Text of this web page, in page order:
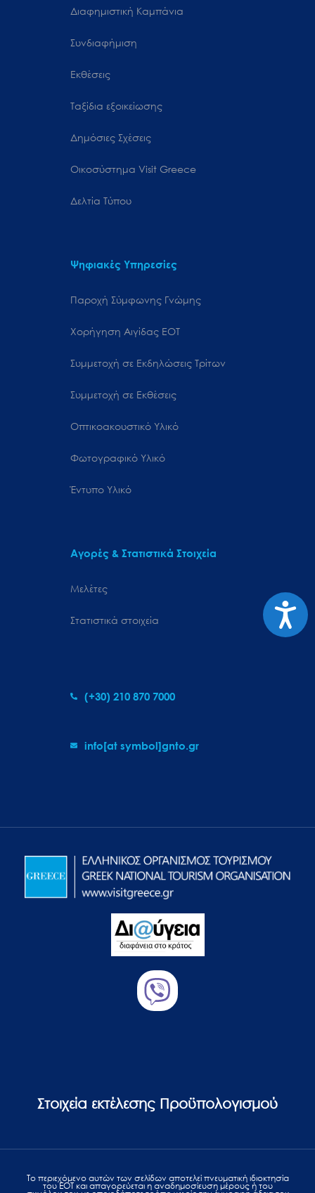
Διαφημιστική Καμπάνια
Συνδιαφήμιση
Εκθέσεις
Ταξίδια εξοικείωσης
Δημόσιες Σχέσεις
Oικοσύστημα Visit Greece
Δελτία Τύπου
Ψηφιακές Υπηρεσίες
Παροχή Σύμφωνης Γνώμης
Χορήγηση Αιγίδας ΕΟΤ
Συμμετοχή σε Εκδηλώσεις Τρίτων
Συμμετοχή σε Εκθέσεις
Οπτικοακουστικό Υλικό
Φωτογραφικό Υλικό
Έντυπο Υλικό
Αγορές & Στατιστικά Στοιχεία
Μελέτες
Στατιστικά στοιχεία
(+30) 210 870 7000
info[at symbol]gnto.gr
Στοιχεία εκτέλεσης Προϋπολογισμού
Το περιεχόμενο αυτών των σελίδων αποτελεί πvευματική ιδιοκτησία
του ΕΟΤ και απαγορεύεται η αναδημοσίευση μέρους ή του